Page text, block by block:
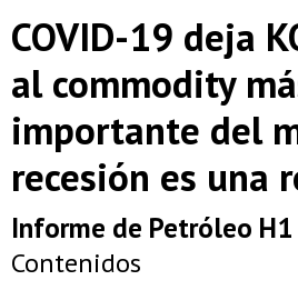
COVID-19 deja
al commodity
importante del
recesión es una
Informe de Petróleo
Contenidos